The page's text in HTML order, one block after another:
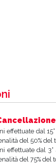
effettuate dal 15°
del 50% del
effettuate dal
del 75% del